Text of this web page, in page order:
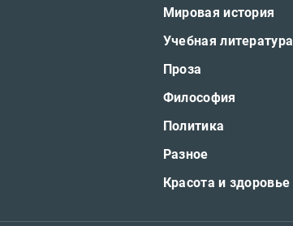
Мировая история
Учебная литература
Проза
Философия
Политика
Разное
Красота и здоровье